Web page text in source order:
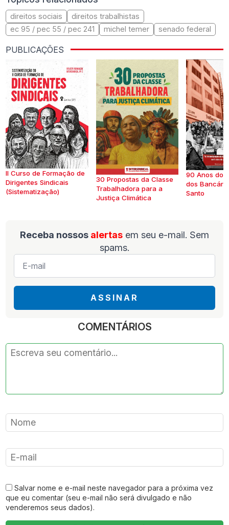
direitos sociais
direitos trabalhistas
ec 95 / pec 55 / pec 241
michel temer senado federal
PUBLICAÇÕES
II Curso de Formação de
Dirigentes Sindicais
(Sistematização)
30 Propostas da Classe
Trabalhadora para a
Justiça Climática
90 Anos do
dos
Santo
Receba nossos alertas em seu e-mail. Sem
spams.
E-
mail
ASSINAR
COMENTÁRIOS
Salvar nome e e-mail neste navegador para a próxima vez
que eu comentar (seu e-mail não será divulgado e não
venderemos seus dados).